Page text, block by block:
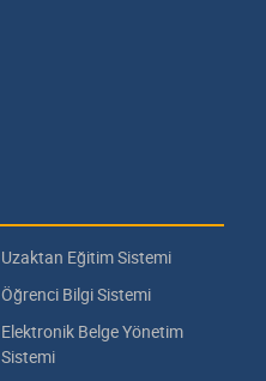
Uzaktan Eğitim Sistemi
Öğrenci Bilgi Sistemi
Elektronik Belge Yönetim
Sistemi